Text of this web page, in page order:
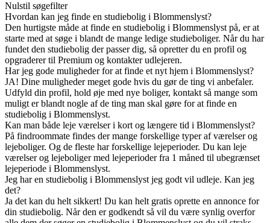
Nulstil søgefilter
Hvordan kan jeg finde en studiebolig i Blommenslyst?
Den hurtigste måde at finde en studiebolig i Blommenslyst på, er at
starte med at søge i blandt de mange ledige studieboliger. Når du har
fundet den studiebolig der passer dig, så opretter du en profil og
opgraderer til Premium og kontakter udlejeren.
Har jeg gode muligheder for at finde et nyt hjem i Blommenslyst?
JA! Dine muligheder meget gode hvis du gør de ting vi anbefaler.
Udfyld din profil, hold øje med nye boliger, kontakt så mange som
muligt er blandt nogle af de ting man skal gøre for at finde en
studiebolig i Blommenslyst.
Kan man både leje værelser i kort og længere tid i Blommenslyst?
På findroommate findes der mange forskellige typer af værelser og
lejeboliger. Og de fleste har forskellige lejeperioder. Du kan leje
værelser og lejeboliger med lejeperioder fra 1 måned til ubegrænset
lejeperiode i Blommenslyst.
Jeg har en studiebolig i Blommenslyst jeg godt vil udleje. Kan jeg
det?
Ja det kan du helt sikkert! Du kan helt gratis oprette en annonce for
din studiebolig. Når den er godkendt så vil du være synlig overfor